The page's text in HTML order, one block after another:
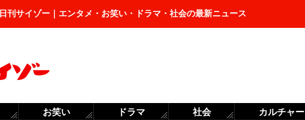
日刊サイゾー｜エンタメ・お笑い・ドラマ・社会の最新ニュース
お笑い ドラマ 社会 カルチャー